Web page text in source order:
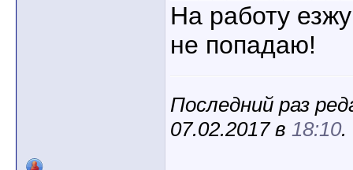
На работу
не попадаю!
Последний раз
07.02.2017 в 18:10.